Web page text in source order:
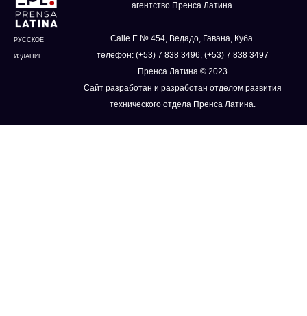
РУССКОЕ
ИЗДАНИЕ
агентство Пренса Латина.
Calle E № 454, Ведадо, Гавана, Куба.
телефон: (+53) 7 838 3496, (+53) 7 838 3497
Пренса Латина © 2023
Сайт разработан и разработан отделом развития
технического отдела Пренса Латина.